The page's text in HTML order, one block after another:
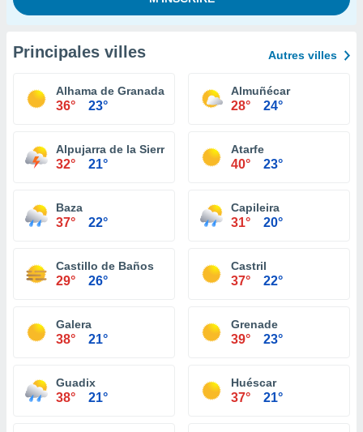
Principales villes Autres villes
Alhama de Granada
36° 23°
Almuñécar
28° 24°
Alpujarra de la Sierra
32° 21°
Atarfe
40° 23°
Baza
37° 22°
Capileira
31° 20°
Castillo de Baños
29° 26°
Castril
37° 22°
Galera
38° 21°
Grenade
39° 23°
Guadix
38° 21°
Huéscar
37° 21°